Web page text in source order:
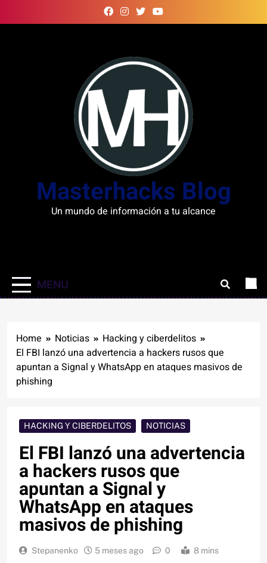
to
Masterhacks Blog
Un mundo de información a tu alcance
MENU
Home Noticias
Hacking y ciberdelitos
El FBI lanzó una advertencia a hackers rusos que
apuntan a Signal y WhatsApp en ataques masivos de
phishing
HACKING Y CIBERDELITOS NOTICIAS
El FBI lanzó una advertencia
a hackers rusos que
apuntan a Signal y
WhatsApp en ataques
masivos de phishing
Stepanenko 5 meses ago 0 8 mins